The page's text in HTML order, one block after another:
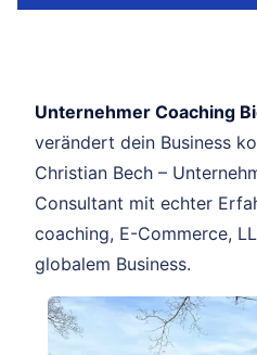
Unternehmer Coaching
verändert dein Business
Christian Bech –
Consultant mit echter
coaching, E-Commerce,
globalem Business.